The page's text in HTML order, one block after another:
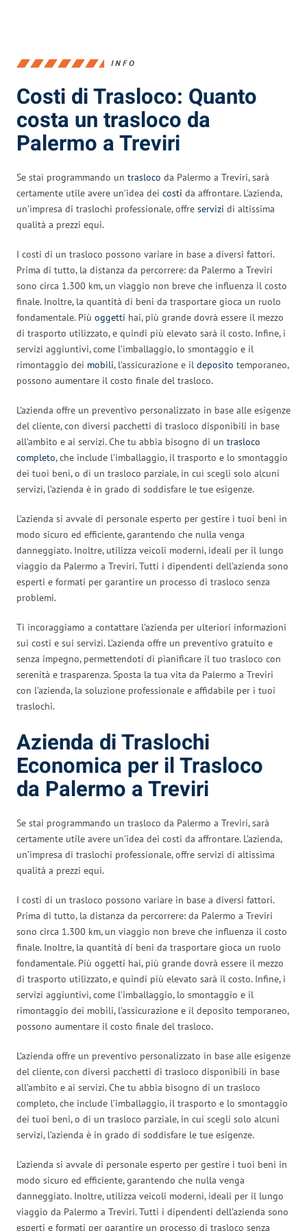
INFO
Costi di Trasloco: Quanto
costa un trasloco da
Palermo a Treviri
Se stai programmando un trasloco da Palermo a Treviri, sarà
certamente utile avere un’idea dei costi da affrontare. L’azienda,
un’impresa di traslochi professionale, offre servizi di altissima
qualità a prezzi equi.
I costi di un trasloco possono variare in base a diversi fattori.
Prima di tutto, la distanza da percorrere: da Palermo a Treviri
sono circa 1.300 km, un viaggio non breve che influenza il costo
finale. Inoltre, la quantità di beni da trasportare gioca un ruolo
fondamentale. Più oggetti hai, più grande dovrà essere il mezzo
di trasporto utilizzato, e quindi più elevato sarà il costo. Infine, i
servizi aggiuntivi, come l’imballaggio, lo smontaggio e il
rimontaggio dei mobili, l’assicurazione e il deposito temporaneo,
possono aumentare il costo finale del trasloco.
L’azienda offre un preventivo personalizzato in base alle esigenze
del cliente, con diversi pacchetti di trasloco disponibili in base
all’ambito e ai servizi. Che tu abbia bisogno di un trasloco
completo, che include l’imballaggio, il trasporto e lo smontaggio
dei tuoi beni, o di un trasloco parziale, in cui scegli solo alcuni
servizi, l’azienda è in grado di soddisfare le tue esigenze.
L’azienda si avvale di personale esperto per gestire i tuoi beni in
modo sicuro ed efficiente, garantendo che nulla venga
danneggiato. Inoltre, utilizza veicoli moderni, ideali per il lungo
viaggio da Palermo a Treviri. Tutti i dipendenti dell’azienda sono
esperti e formati per garantire un processo di trasloco senza
problemi.
Ti incoraggiamo a contattare l’azienda per ulteriori informazioni
sui costi e sui servizi. L’azienda offre un preventivo gratuito e
senza impegno, permettendoti di pianificare il tuo trasloco con
serenità e trasparenza. Sposta la tua vita da Palermo a Treviri
con l’azienda, la soluzione professionale e affidabile per i tuoi
traslochi.
Azienda di Traslochi
Economica per il Trasloco
da Palermo a Treviri
Se stai programmando un trasloco da Palermo a Treviri, sarà
certamente utile avere un’idea dei costi da affrontare. L’azienda,
un’impresa di traslochi professionale, offre servizi di altissima
qualità a prezzi equi.
I costi di un trasloco possono variare in base a diversi fattori.
Prima di tutto, la distanza da percorrere: da Palermo a Treviri
sono circa 1.300 km, un viaggio non breve che influenza il costo
finale. Inoltre, la quantità di beni da trasportare gioca un ruolo
fondamentale. Più oggetti hai, più grande dovrà essere il mezzo
di trasporto utilizzato, e quindi più elevato sarà il costo. Infine, i
servizi aggiuntivi, come l’imballaggio, lo smontaggio e il
rimontaggio dei mobili, l’assicurazione e il deposito temporaneo,
possono aumentare il costo finale del trasloco.
L’azienda offre un preventivo personalizzato in base alle esigenze
del cliente, con diversi pacchetti di trasloco disponibili in base
all’ambito e ai servizi. Che tu abbia bisogno di un trasloco
completo, che include l’imballaggio, il trasporto e lo smontaggio
dei tuoi beni, o di un trasloco parziale, in cui scegli solo alcuni
servizi, l’azienda è in grado di soddisfare le tue esigenze.
L’azienda si avvale di personale esperto per gestire i tuoi beni in
modo sicuro ed efficiente, garantendo che nulla venga
danneggiato. Inoltre, utilizza veicoli moderni, ideali per il lungo
viaggio da Palermo a Treviri. Tutti i dipendenti dell’azienda sono
esperti e formati per garantire un processo di trasloco senza